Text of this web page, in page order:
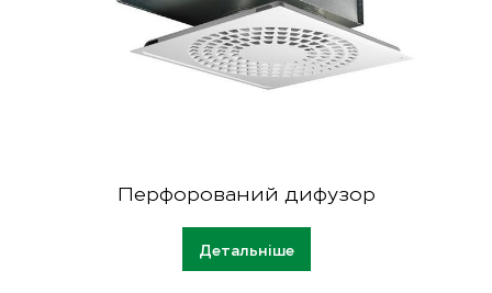
Перфорований дифузор
Детальніше